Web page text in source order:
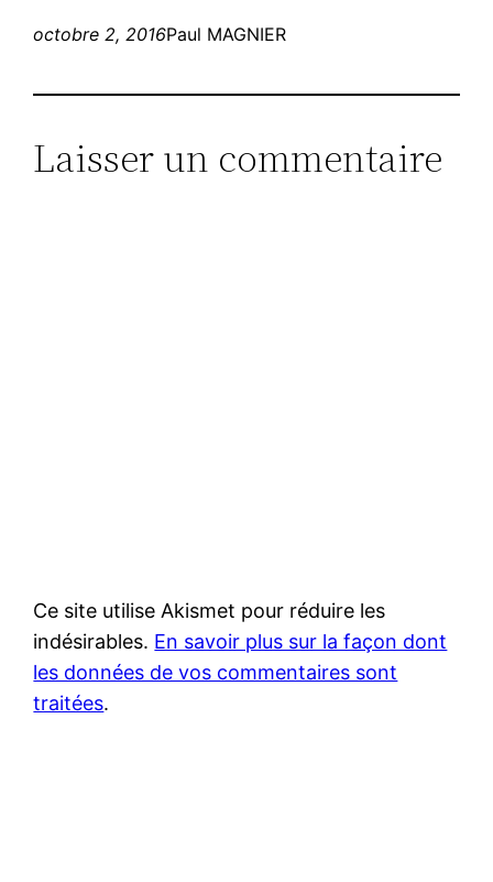
octobre 2, 2016Paul MAGNIER
Laisser un commentaire
Ce site utilise Akismet pour réduire les
indésirables. En savoir plus sur la façon dont
les données de vos commentaires sont
traitées.